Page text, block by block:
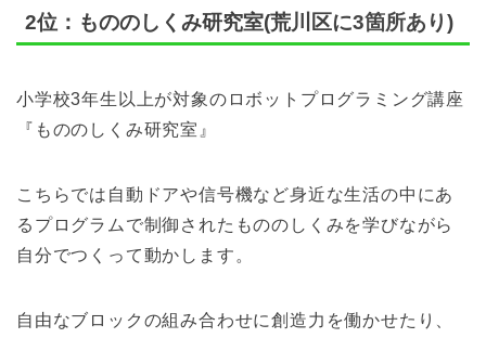
2位：もののしくみ研究室(荒川区に3箇所あり)
小学校3年生以上が対象のロボットプログラミング講座
『もののしくみ研究室』
こちらでは自動ドアや信号機など身近な生活の中にあ
るプログラムで制御されたもののしくみを学びながら
自分でつくって動かします。
自由なブロックの組み合わせに創造力を働かせたり、